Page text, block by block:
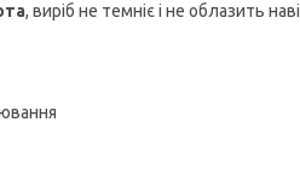
, виріб не темніє і не облазить